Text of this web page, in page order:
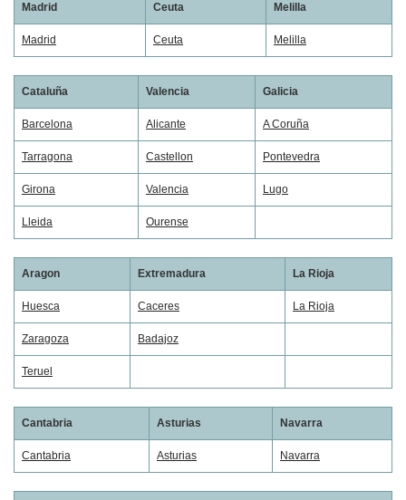
Madrid Ceuta Melilla
Madrid Ceuta Melilla
Cataluña Valencia Galicia
Barcelona Alicante A Coruña
Tarragona Castellon Pontevedra
Girona Valencia Lugo
Lleida Ourense
Aragon Extremadura La Rioja
Huesca Caceres La Rioja
Zaragoza Badajoz
Teruel
Cantabria Asturias Navarra
Cantabria Asturias Navarra